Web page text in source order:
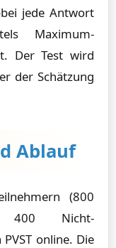
jede Antwort
Maximum-
Der Test wird
der Schätzung
Ablauf
(800
400 Nicht-
online. Die